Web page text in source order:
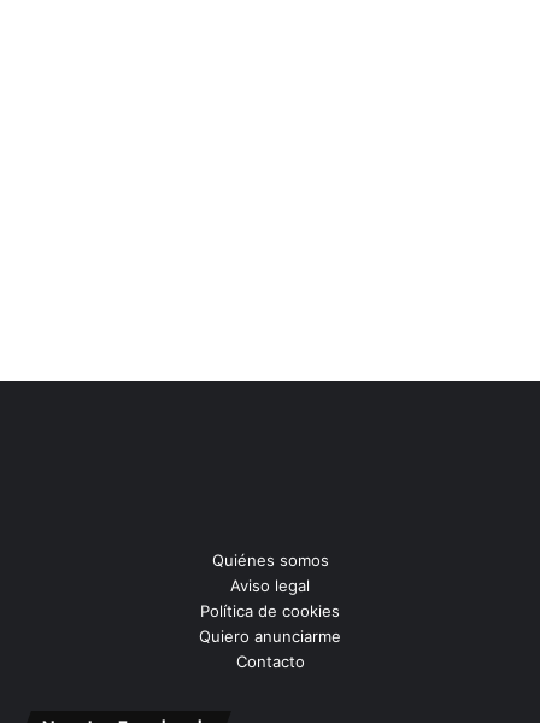
Quiénes somos
Aviso legal
Política de cookies
Quiero anunciarme
Contacto